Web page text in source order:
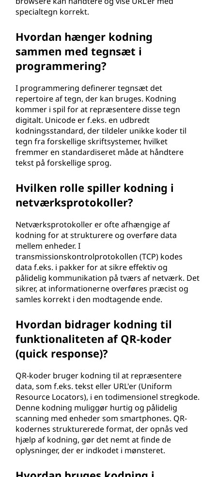
specialtegn korrekt.
Hvordan hænger kodning
sammen med tegnsæt i
programmering?
I programmering definerer tegnsæt det
repertoire af tegn, der kan bruges. Kodning
kommer i spil for at repræsentere disse tegn
digitalt. Unicode er f.eks. en udbredt
kodningsstandard, der tildeler unikke koder til
tegn fra forskellige skriftsystemer, hvilket
fremmer en standardiseret måde at håndtere
tekst på forskellige sprog.
Hvilken rolle spiller kodning i
netværksprotokoller?
Netværksprotokoller er ofte afhængige af
kodning for at strukturere og overføre data
mellem enheder. I
transmissionskontrolprotokollen (TCP) kodes
data f.eks. i pakker for at sikre effektiv og
pålidelig kommunikation på tværs af netværk. Det
sikrer, at informationerne overføres præcist og
samles korrekt i den modtagende ende.
Hvordan bidrager kodning til
funktionaliteten af QR-koder
(quick response)?
QR-koder bruger kodning til at repræsentere
data, som f.eks. tekst eller URL'er (Uniform
Resource Locators), i en todimensionel stregkode.
Denne kodning muliggør hurtig og pålidelig
scanning med enheder som smartphones. QR-
kodernes strukturerede format, der opnås ved
hjælp af kodning, gør det nemt at finde de
oplysninger, der er indkodet i mønsteret.